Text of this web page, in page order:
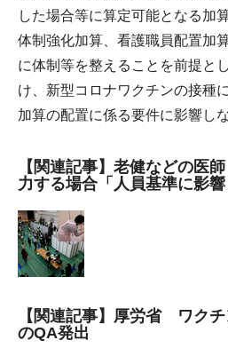
した場合等に算定可能となる加
体制強化加算、看護職員配置加
に体制等を整えることを前提と
け、新型コロナワクチンの接種
加算の配置に係る要件に影響し
【関連記事】老健などの医
力する場合「人員基準に影響
【関連記事】厚労省 ワク
のQA発出